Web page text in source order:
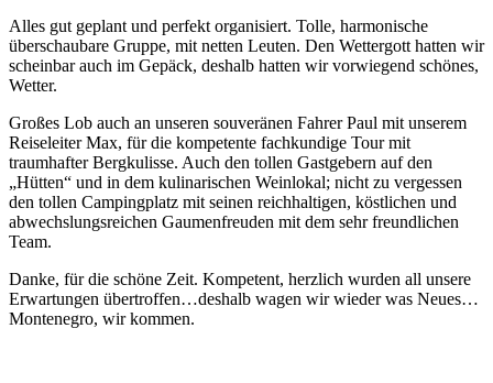
Alles gut geplant und perfekt organisiert. Tolle, harmonische
überschaubare Gruppe, mit netten Leuten. Den Wettergott hatten wir
scheinbar auch im Gepäck, deshalb hatten wir vorwiegend schönes,
Wetter.
Großes Lob auch an unseren souveränen Fahrer Paul mit unserem
Reiseleiter Max, für die kompetente fachkundige Tour mit
traumhafter Bergkulisse. Auch den tollen Gastgebern auf den
„Hütten“ und in dem kulinarischen Weinlokal; nicht zu vergessen
den tollen Campingplatz mit seinen reichhaltigen, köstlichen und
abwechslungsreichen Gaumenfreuden mit dem sehr freundlichen
Team.
Danke, für die schöne Zeit. Kompetent, herzlich wurden all unsere
Erwartungen übertroffen…deshalb wagen wir wieder was Neues…
Montenegro, wir kommen.